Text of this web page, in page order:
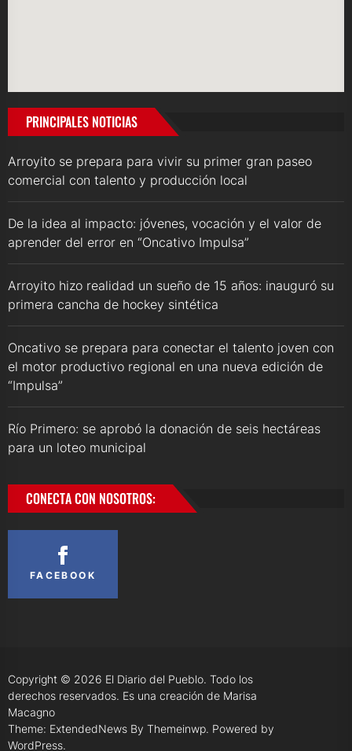
PRINCIPALES NOTICIAS
Arroyito se prepara para vivir su primer gran paseo
comercial con talento y producción local
De la idea al impacto: jóvenes, vocación y el valor de
aprender del error en “Oncativo Impulsa”
Arroyito hizo realidad un sueño de 15 años: inauguró su
primera cancha de hockey sintética
Oncativo se prepara para conectar el talento joven con
el motor productivo regional en una nueva edición de
“Impulsa”
Río Primero: se aprobó la donación de seis hectáreas
para un loteo municipal
CONECTA CON NOSOTROS:
FACEBOOK
Copyright © 2026 El Diario del Pueblo. Todo los
derechos reservados. Es una creación de Marisa
Macagno
Theme: ExtendedNews By Themeinwp. Powered by
WordPress.